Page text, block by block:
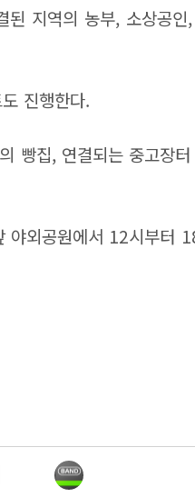
지역의 농부, 소상공
진행한다.
빵집, 연결되는 중고장
야외공원에서 12시부터